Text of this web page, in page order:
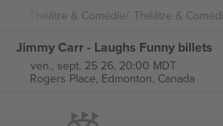
Théâtre & Comédie Théâtre &
Jimmy Carr - Laughs Funny billets
ven., sept. 25 26, 20:00 MDT
Rogers Place, Edmonton, Canada